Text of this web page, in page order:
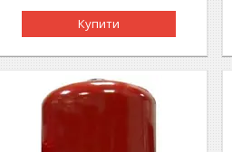
Купити